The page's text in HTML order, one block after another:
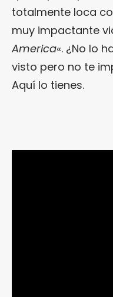
totalmente loca
muy impactante
America«. ¿No lo
visto pero no te
Aquí lo tienes.